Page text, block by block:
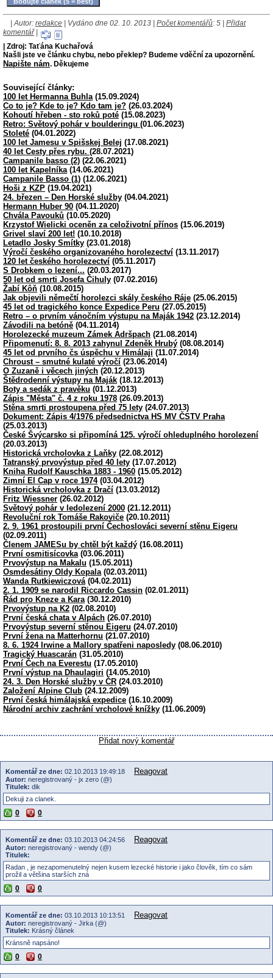
| Autor: redakce | Vydáno dne 02. 10. 2013 | Počet komentářů: 5 | Přidat
komentář|
| Zdroj: Taťána Kuchařová
Našli jste ve článku chybu, nebo překlep? Budeme vděční za upozornění.
Napište nám. Děkujeme
Související články:
100 let Hermanna Buhla(15.09.2024)
Co to je? Kde to je? Kdo tam je? (26.03.2024)
Kohoutí hřeben - sto roků poté (15.08.2023)
Retro: Světový pohár v boulderingu (01.06.2023)
Stoleté (04.01.2022)
100 let Jamesu v Spišskej Belej (17.08.2021)
40 let Cesty přes rybu. (28.07.2021)
Campanile basso (2) (22.06.2021)
100 let Kapelníka(14.06.2021)
Campanile Basso (1) (12.06.2021)
Hoši z KZP (19.04.2021)
24. březen – Den Horské služby (04.04.2021)
Hermann Huber 90 (04.11.2020)
Chvála Pavouků (10.05.2020)
Krzystof Wielicki oceněn za celoživotní přínos (15.06.2019)
Grivel slaví 200 let! (10.10.2018)
Letadlo Josky Smítky (23.01.2018)
Výročí českého organizovaného horolezectví (13.11.2017)
120 let českého horolezectví (05.11.2017)
S Drobkem o lezení... (20.03.2017)
50 let od smrti Josefa Čihuly (07.02.2016)
Žabí Kôň (10.08.2015)
Jak objevili němečtí horolezci skály českého Ráje (25.06.2015)
45 let od tragického konce Expedice Peru (27.05.2015)
Retro – o prvním vánočním výstupu na Maják 1942 (23.12.2014)
Závodili na betóně (04.11.2014)
Horolezecké muzeum Zámek Adršpach (21.08.2014)
Připomenutí: 8. 8. 2013 zahynul Zdeněk Hrubý (08.08.2014)
45 let od prvního čs úspěchu v Himálaji (11.07.2014)
Chroust – smutné kulaté výročí (23.06.2014)
O Zuzaně i věcech jiných (20.12.2013)
Štědrodenní výstupy na Maják (18.12.2013)
Boty a sedák z pravěku (01.12.2013)
Zápis "Města" č. 4 z roku 1978 (26.09.2013)
Stěna smrti prostoupena před 75 lety (24.07.2013)
Dokument: Zápis 4/1976 předsednictva HS MV ČSTV Praha
(25.03.2013)
České Švýcarsko si připomíná 125. výročí ohleduplného horolezení
(20.03.2013)
Historická vrcholovka z Laňky (22.08.2012)
Tatranský prvovýstup před 40 lety (17.07.2012)
Kniha Rudolf Kauschka 1883 - 1960 (15.05.2012)
Zimní El Cap v roce 1974(03.04.2012)
Historická vrcholovka z Dračí (13.03.2012)
Fritz Wiessner (26.02.2012)
Světový pohár v ledolezení 2000 (21.12.2011)
Revoluční rok Tomáše Rakoviče (20.10.2011)
2. 9. 1961 prostoupili první Čechoslováci severní stěnu Eigeru
(02.09.2011)
Členem JAMESu by chtěl být každý (16.08.2011)
První osmitisícovka(03.06.2011)
Prvovýstup na Makalu (15.05.2011)
Osmdesátiny Oldy Kopala(02.03.2011)
Wanda Rutkiewiczová(04.02.2011)
2. 1. 1909 se narodil Riccardo Cassin (02.01.2011)
Řád pro Kneze a Kara(30.12.2010)
Prvovýstup na K2 (02.08.2010)
První česká chata v Alpách (26.07.2010)
Prvovýstup severní stěnou Eigeru (24.07.2010)
První žena na Matterhornu (21.07.2010)
8. 6. 1924 Irwine a Mallory spatřeni naposledy (08.06.2010)
Tragický Huascarán (31.05.2010)
První Čech na Everestu (17.05.2010)
První výstup na Dhaulagiri (14.05.2010)
24. 3. Den Horské služby v ČR (24.03.2010)
Založení Alpine Club (24.12.2009)
První česká himálajská expedice (16.10.2009)
Národní archiv zachrání vrcholové knížky (11.06.2009)
Přidat nový komentář
Komentář ze dne: 02.10.2013 19:49:18 Reagovat
Autor: neregistrovaný - jx zero (@)
Titulek: dik
Dekuji za clanek.
0 0
Komentář ze dne: 03.10.2013 04:24:56 Reagovat
Autor: neregistrovaný - wendy (@)
Titulek:
Radan , je nezapomenutelný nejen kusem lezecké historie i jako člověk, tím co sám
prožil a většina starších zná
0 0
Komentář ze dne: 03.10.2013 10:13:51 Reagovat
Autor: neregistrovaný - Jirka (@)
Titulek: Krásný článek
Kránsně napsáno!
0 0